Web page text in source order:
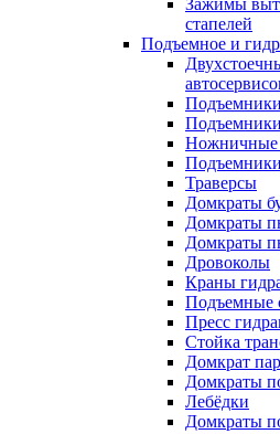
Зажимы
стапелей
Подъемное и
Ножничные
Траверсы
Домкраты
Домкраты
Домкраты
Дровоколы
Краны
Подъемные
Пресс
Стойка
Домкрат
Домкраты
Лебёдки
Домкраты